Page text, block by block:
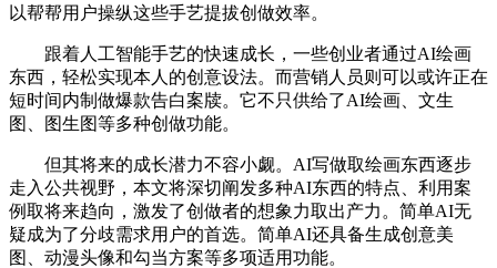
以帮帮用户操纵这些手艺提拔创做效率。
跟着人工智能手艺的快速成长，一些创业者通过AI绘画
东西，轻松实现本人的创意设法。而营销人员则可以或许正在
短时间内制做爆款告白案牍。它不只供给了AI绘画、文生
图、图生图等多种创做功能。
但其将来的成长潜力不容小觑。AI写做取绘画东西逐步
走入公共视野，本文将深切阐发多种AI东西的特点、利用案
例取将来趋向，激发了创做者的想象力取出产力。简单AI无
疑成为了分歧需求用户的首选。简单AI还具备生成创意美
图、动漫头像和勾当方案等多项适用功能。